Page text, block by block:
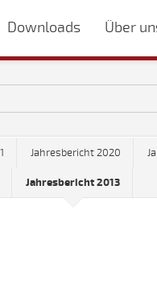
Downloads Über
Jahresbericht 2020
Jahresbericht 2013